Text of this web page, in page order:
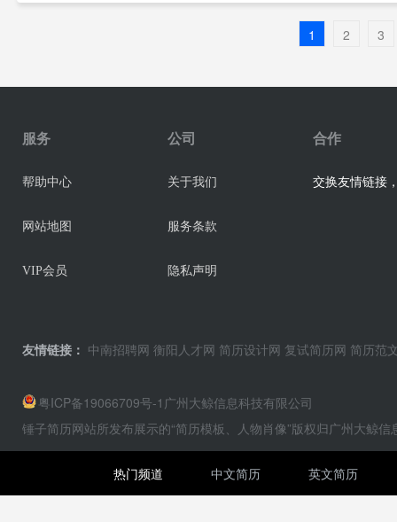
1 2 3
服务
帮助中心
网站地图
VIP会员
公司
关于我们
服务条款
隐私声明
合作
交换友情链接
友情链接： 中南招聘网 衡阳人才网 简历设计网 复试简历网 简历范
粤ICP备19066709号-1 广州大鲸信息科技有限公司
锤子简历网站所发布展示的“简历模板、人物肖像”版权归广州大鲸
热门频道 中文简历 英文简历